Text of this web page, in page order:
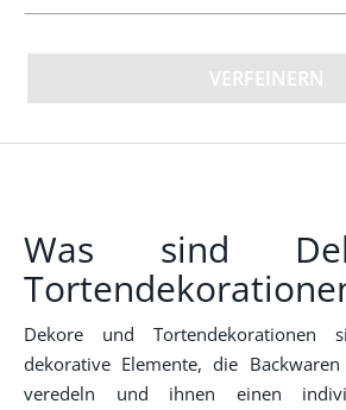
VERFEINERN
Was sind
Dekore und Tortendekorationen
dekorative Elemente, die
veredeln und ihnen einen